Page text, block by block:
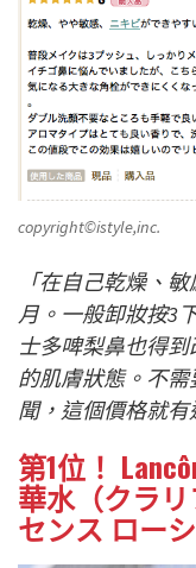
copyright©istyle,inc.
「在自己乾燥、
月。一般卸妝按3
士多啤梨鼻也得
的肌膚狀態。不
聞，這個價格就有
第1位！
華水（クラ
センス ロー